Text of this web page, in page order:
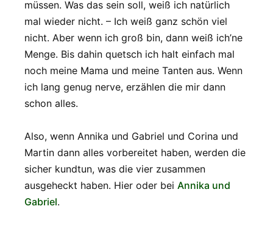
müssen. Was das sein soll, weiß ich natürlich
mal wieder nicht. – Ich weiß ganz schön viel
nicht. Aber wenn ich groß bin, dann weiß ich’ne
Menge. Bis dahin quetsch ich halt einfach mal
noch meine Mama und meine Tanten aus. Wenn
ich lang genug nerve, erzählen die mir dann
schon alles.
Also, wenn Annika und Gabriel und Corina und
Martin dann alles vorbereitet haben, werden die
sicher kundtun, was die vier zusammen
ausgeheckt haben. Hier oder bei Annika und
Gabriel.